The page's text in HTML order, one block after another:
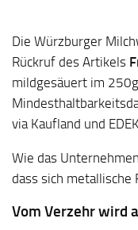
Die Würzburger
Rückruf des Artikels
mildgesäuert im
via Kaufland und
Wie das
dass sich metallische
Vom Verzehr wird